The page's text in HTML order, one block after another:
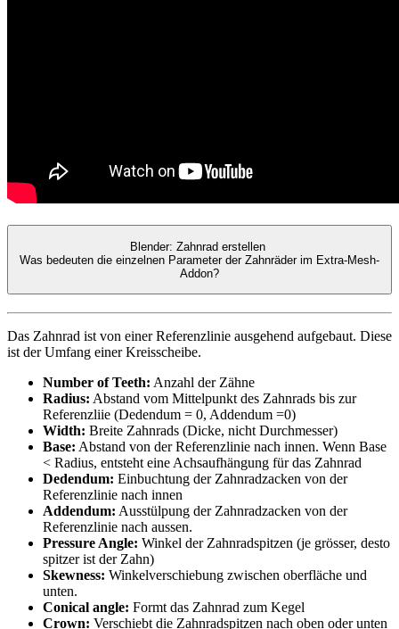
Blender: Zahnrad erstellen
Was bedeuten die einzelnen Parameter der Zahnräder im Extra-Mesh-
Addon?
Das Zahnrad ist von einer Referenzlinie ausgehend aufgebaut. Diese
ist der Umfang einer Kreisscheibe.
Number of Teeth: Anzahl der Zähne
Radius: Abstand vom Mittelpunkt des Zahnrads bis zur
Referenzliie (Dedendum = 0, Addendum =0)
Width: Breite Zahnrads (Dicke, nicht Durchmesser)
Base: Abstand von der Referenzlinie nach innen. Wenn Base
< Radius, entsteht eine Achsaufhängung für das Zahnrad
Dedendum: Einbuchtung der Zahnradzacken von der
Referenzlinie nach innen
Addendum: Ausstülpung der Zahnradzacken von der
Referenzlinie nach aussen.
Pressure Angle: Winkel der Zahnradspitzen (je grösser, desto
spitzer ist der Zahn)
Skewness: Winkelverschiebung zwischen oberfläche und
unten.
Conical angle: Formt das Zahnrad zum Kegel
Crown: Verschiebt die Zahnradspitzen nach oben oder unten